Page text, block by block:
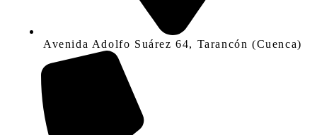
Avenida Adolfo Suárez 64, Tarancón (Cuenca)